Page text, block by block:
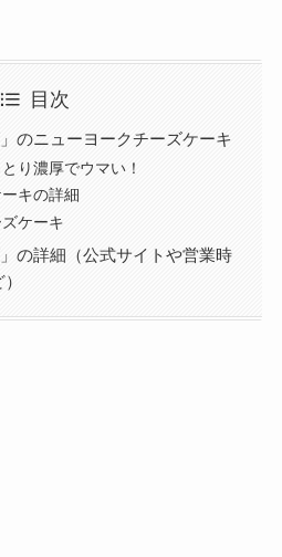
目次
のニューヨークチーズケーキ
り濃厚でウマい！
キの詳細
ケーキ
の詳細（公式サイトや営業時